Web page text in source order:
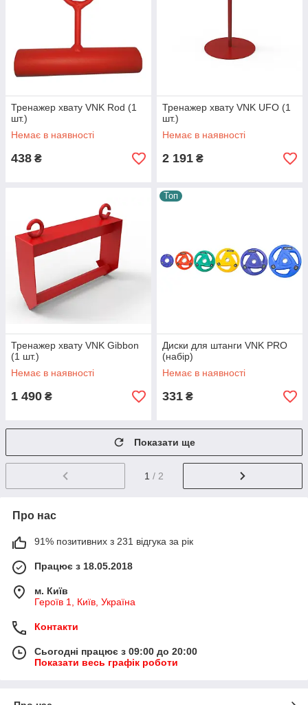
Тренажер хвату VNK Rod (1
шт.)
Немає в наявності
438 ₴
Тренажер хвату VNK UFO (1
шт.)
Немає в наявності
2 191 ₴
Тренажер хвату VNK Gibbon
(1 шт.)
Немає в наявності
1 490 ₴
Топ
Диски для штанги VNK PRO
(набір)
Немає в наявності
331 ₴
Показати ще
1 / 2
Про нас
91% позитивних з 231 відгука за рік
Працює з 18.05.2018
м. Київ
Героїв 1, Київ, Україна
Контакти
Сьогодні працює з 09:00 до 20:00
Показати весь графік роботи